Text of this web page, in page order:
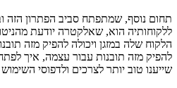
תחום נוסף, שמתפתח סביב הפתרון הזה
ללקוחותיה הוא, שאלקטרה יודעת
הלקוח שלה במזגן ויכולה להפיק מזה
להפיק מזה תובנות עבור עצמה, איך
שייענו טוב יותר לצרכים ולדפוסי